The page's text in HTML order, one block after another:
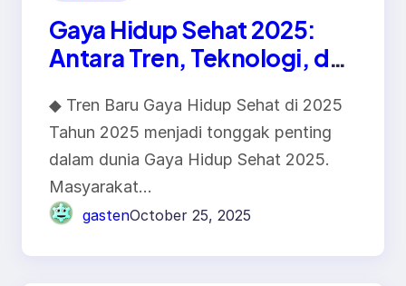
Gaya Hidup Sehat 2025:
Antara Tren, Teknologi, dan
◆ Tren Baru Gaya Hidup Sehat di 2025
Tahun 2025 menjadi tonggak penting
dalam dunia Gaya Hidup Sehat 2025.
Masyarakat…
gastenOctober 25, 2025